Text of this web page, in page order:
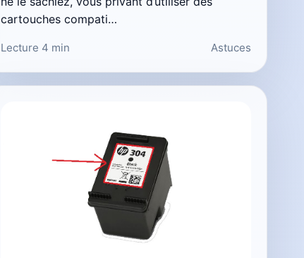
cartouches compati…
Lecture 4 min Astuces